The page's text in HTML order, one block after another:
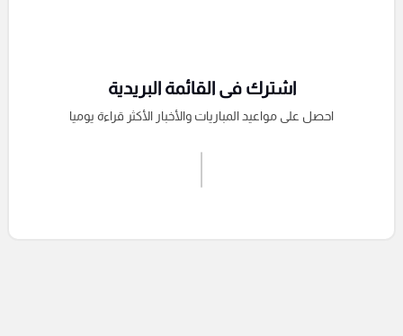
اشترك فى القائمة البريدية
احصل على مواعيد المباريات والأخبار الأكثر قراءة يوميا